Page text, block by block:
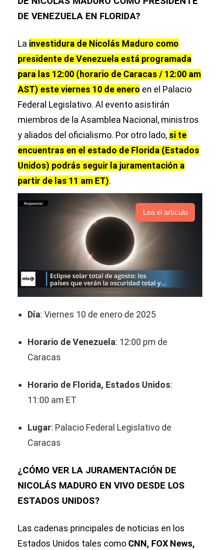
DE VENEZUELA EN FLORIDA?
La investidura de Nicolás Maduro como
presidente de Venezuela está programada
para las 12:00 (horario de Caracas / 12:00 am
AST) este viernes 10 de enero en el Palacio
Federal Legislativo. Al evento asistirán
miembros de la Asamblea Nacional, ministros
y aliados del oficialismo. Por otro lado, si te
encuentras en el estado de Florida (Estados
Unidos) podrás seguir la juramentación a
partir de las 11 am ET).
Lea el artículo
Día: Viernes 10 de enero de 2025
Horario de Venezuela: 12:00 pm de
Caracas
Horario de Florida, Estados Unidos:
11:00 am ET
Lugar: Palacio Federal Legislativo de
Caracas
¿CÓMO VER LA JURAMENTACIÓN DE
NICOLÁS MADURO EN VIVO DESDE LOS
ESTADOS UNIDOS?
Las cadenas principales de noticias en los
Estados Unidos tales como CNN, FOX News,